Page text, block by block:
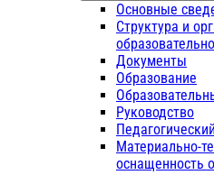
Основные
Структура и
Документы
Образование
Руководство
Материально-
оснащенность